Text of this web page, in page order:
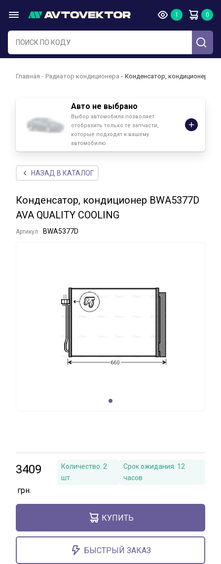
Главная Радиатор кондиционера Конденсатор, кондиционер
Авто не выбрано
Выбор автомобиля позволяет
отобразить только те запчасти,
которые подходят к вашему
автомобилю
НАЗАД В КАТАЛОГ
Конденсатор, кондиционер BWA5377D
AVA QUALITY COOLING
Артикул: BWA5377D
3409 Количество: 2
шт.
Срок ожидания: 12
часов
КУПИТЬ
БЫСТРЫЙ ЗАКАЗ